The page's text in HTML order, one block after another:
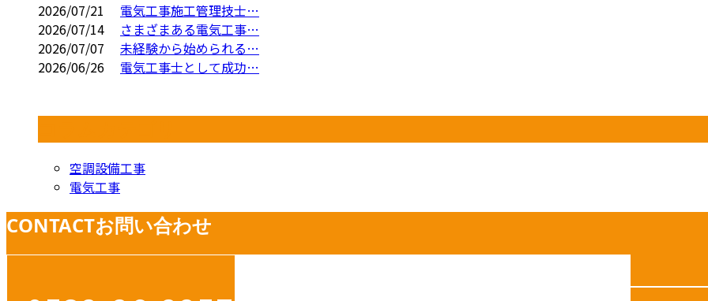
2026/07/21
電気工事施工管理技士…
2026/07/14
さまざまある電気工事…
2026/07/07
未経験から始められる…
2026/06/26
電気工事士として成功…
空調設備工事
電気工事
CONTACTお問い合わせ